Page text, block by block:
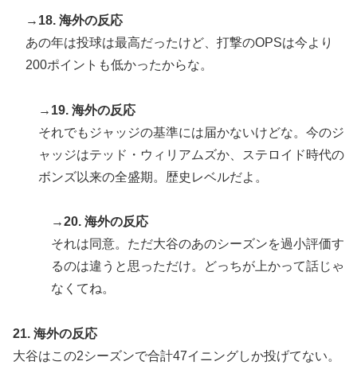
→18. 海外の反応
あの年は投球は最高だったけど、打撃のOPSは今より
200ポイントも低かったからな。
→19. 海外の反応
それでもジャッジの基準には届かないけどな。今のジ
ャッジはテッド・ウィリアムズか、ステロイド時代の
ボンズ以来の全盛期。歴史レベルだよ。
→20. 海外の反応
それは同意。ただ大谷のあのシーズンを過小評価す
るのは違うと思っただけ。どっちが上かって話じゃ
なくてね。
21. 海外の反応
大谷はこの2シーズンで合計47イニングしか投げてない。